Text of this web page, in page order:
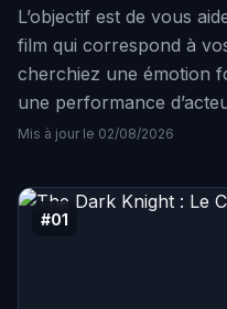
L’objectif est de vous
film qui correspond à
cherchiez une émotion
une performance
Mis à jour le 02/08/2026
#01